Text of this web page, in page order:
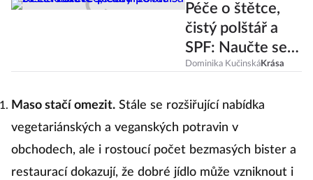
Péče o štětce,
čistý polštář a
SPF: Naučte se
dodržovat 5
pleti
Dominika KučinskáKrása
Maso stačí omezit. Stále se rozšiřující nabídka
vegetariánských a veganských potravin v
obchodech, ale i rostoucí počet bezmasých bister a
restaurací dokazují, že dobré jídlo může vzniknout i